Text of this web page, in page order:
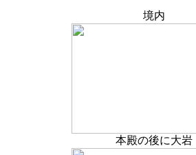
境内
本殿の後に大岩